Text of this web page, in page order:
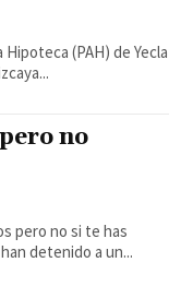
(PAH) de Yecla
no
pero no si te has
detenido a un...